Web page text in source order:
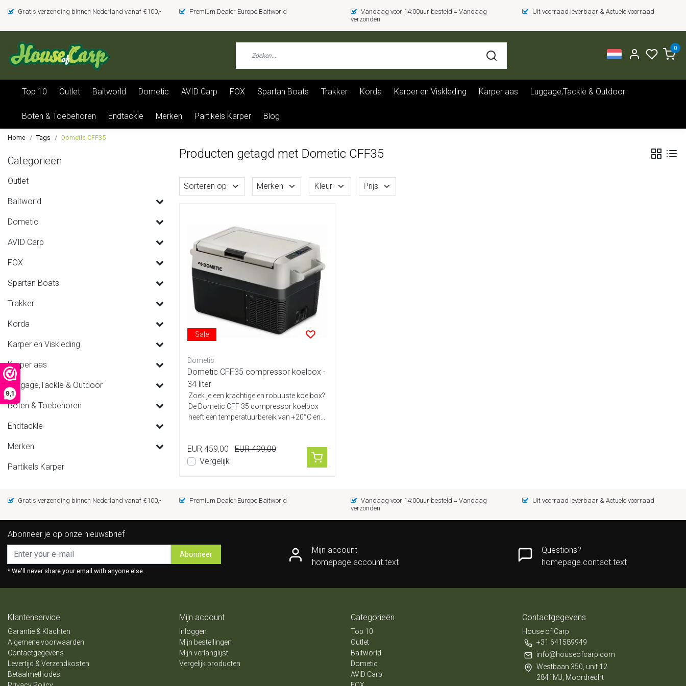
9,1
Gratis verzending binnen Nederland vanaf €100,- Premium Dealer Europe Baitworld
Vandaag voor 14:00uur besteld = Vandaag
verzonden
Uit voorraad leverbaar & Actuele voorraad
0
Top 10 Outlet Baitworld Dometic AVID Carp FOX Spartan Boats Trakker Korda Karper en Viskleding Karper aas Luggage,Tackle & Outdoor
Boten & Toebehoren Endtackle Merken Partikels Karper Blog
Home Tags Dometic CFF35
Categorieën
Outlet
Baitworld
Dometic
AVID Carp
FOX
Spartan Boats
Trakker
Korda
Karper en Viskleding
Karper aas
Luggage,Tackle & Outdoor
Boten & Toebehoren
Endtackle
Merken
Partikels Karper
Producten getagd met Dometic CFF35
Sorteren op Merken Kleur Prijs
Sale
Dometic
Dometic CFF35 compressor koelbox -
34 liter
Zoek je een krachtige en robuuste koelbox?
De Dometic CFF 35 compressor koelbox
heeft een temperatuurbereik van +20°C en...
EUR 459,00
EUR 499,00
Vergelijk
Gratis verzending binnen Nederland vanaf €100,- Premium Dealer Europe Baitworld
Vandaag voor 14:00uur besteld = Vandaag
verzonden
Uit voorraad leverbaar & Actuele voorraad
Abonneer je op onze nieuwsbrief
Abonneer
* We'll never share your email with anyone else.
Mijn account
homepage.account.text
Questions?
homepage.contact.text
Klantenservice
Garantie & Klachten
Algemene voorwaarden
Contactgegevens
Levertijd & Verzendkosten
Betaalmethodes
Mijn account
Inloggen
Mijn bestellingen
Mijn verlanglijst
Vergelijk producten
Categorieën
Top 10
Outlet
Baitworld
Dometic
AVID Carp
Contactgegevens
House of Carp
+31 641589949
info@houseofcarp.com
Westbaan 350, unit 12
2841MJ, Moordrecht